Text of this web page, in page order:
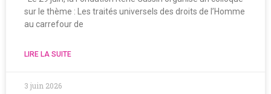
sur le thème : Les traités universels des droits de l’Homme
au carrefour de
LIRE LA SUITE
3 juin 2026